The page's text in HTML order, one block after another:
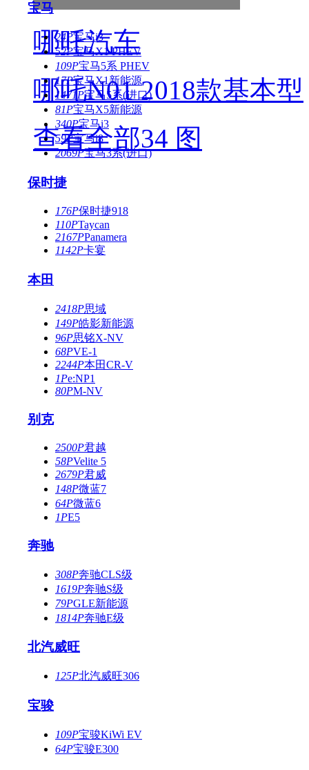
宝马
24P宝马i3
52P宝马X1 PHEV
109P宝马5系 PHEV
17P宝马X1新能源
1471P宝马5系(进口)
81P宝马X5新能源
340P宝马i3
59P宝马i8
2069P宝马3系(进口)
保时捷
176P保时捷918
110PTaycan
2167PPanamera
1142P卡宴
本田
2418P思域
149P皓影新能源
96P思铭X-NV
68PVE-1
2244P本田CR-V
1Pe:NP1
80PM-NV
别克
2500P君越
58PVelite 5
2679P君威
148P微蓝7
64P微蓝6
1PE5
奔驰
308P奔驰CLS级
1619P奔驰S级
79PGLE新能源
1814P奔驰E级
北汽威旺
125P北汽威旺306
宝骏
109P宝骏KiWi EV
64P宝骏E300
哪吒汽车
哪吒N01 2018款基本型
查看全部34 图